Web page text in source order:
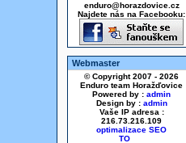
enduro@horazdovice.cz
Najdete nás na Facebooku:
Webmaster
© Copyright 2007 - 2026
Enduro team Horažďovice
Powered by : admin
Design by : admin
Vaše IP adresa :
216.73.216.109
optimalizace SEO